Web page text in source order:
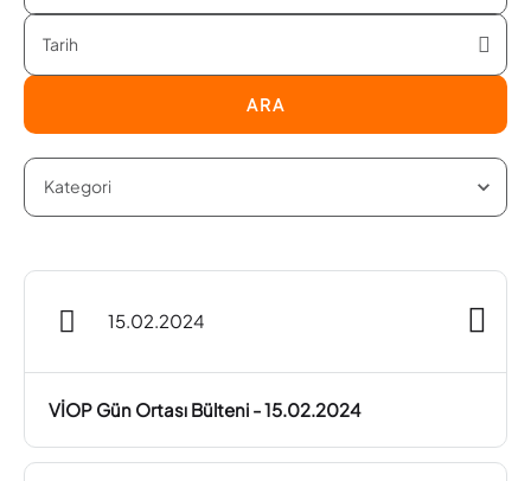
ARA
15.02.2024
VİOP Gün Ortası Bülteni - 15.02.2024